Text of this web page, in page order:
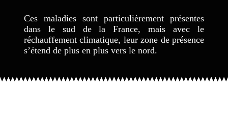
Ces maladies sont particulièrement présentes
dans le sud de la France, mais avec le
réchauffement climatique, leur zone de présence
s’étend de plus en plus vers le nord.